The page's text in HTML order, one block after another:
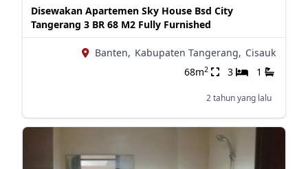
Disewakan Apartemen Sky House Bsd City
Tangerang 3 BR 68 M2 Fully Furnished
Banten, Kabupaten Tangerang, Cisauk
68m2 3 1
2 tahun yang lalu